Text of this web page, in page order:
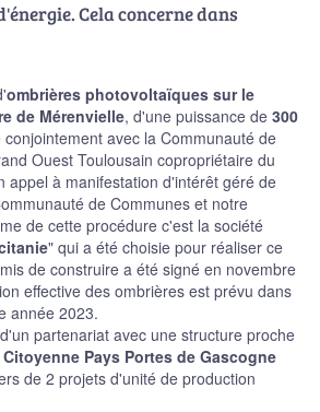
Cela concerne dans
ombrières photovoltaïques sur le
de Mérenvielle, d'une puissance de 300
conjointement avec la Communauté de
Ouest Toulousain copropriétaire du
appel à manifestation d'intérêt géré de
de Communes et notre
de cette procédure c'est la société
" qui a été choisie pour réaliser ce
de construire a été signé en novembre
effective des ombrières est prévu dans
année 2023.
partenariat avec une structure proche
Citoyenne Pays Portes de Gascogne
de 2 projets d'unité de production